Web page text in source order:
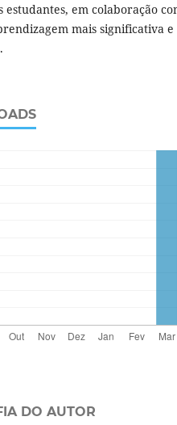
estudantes, em colaboração
mais significativa e
DO AUTOR